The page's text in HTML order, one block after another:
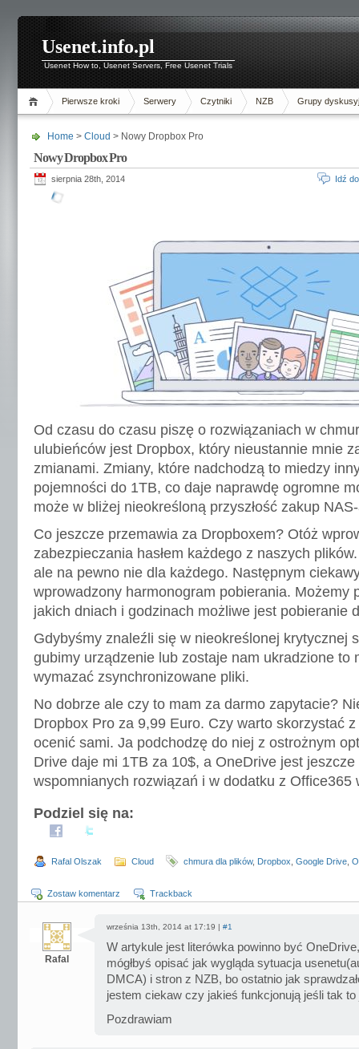
Usenet.info.pl
Usenet How to, Usenet Servers, Free Usenet Trials
Pierwsze kroki Serwery Czytniki NZB Grupy
Home > Cloud > Nowy Dropbox Pro
Nowy Dropbox Pro
sierpnia 28th, 2014 Idź
Od czasu do czasu piszę o rozwiązaniach w
ulubieńców jest Dropbox, który nieustannie mnie
zmianami. Zmiany, które nadchodzą to miedzy
pojemności do 1TB, co daje naprawdę ogromne
może w bliżej nieokreśloną przyszłość zakup
Co jeszcze przemawia za Dropboxem? Otóż
zabezpieczania hasłem każdego z naszych
ale na pewno nie dla każdego. Następnym
wprowadzony harmonogram pobierania. Możemy
jakich dniach i godzinach możliwe jest pobieranie
Gdybyśmy znaleźli się w nieokreślonej krytycznej
gubimy urządzenie lub zostaje nam ukradzione to
wymazać zsynchronizowane pliki.
No dobrze ale czy to mam za darmo zapytacie?
Dropbox Pro za 9,99 Euro. Czy warto skorzystać
ocenić sami. Ja podchodzę do niej z ostrożnym
Drive daje mi 1TB za 10$, a OneDrive jest
wspomnianych rozwiązań i w dodatku z Office365
Podziel się na:
Rafal Olszak Cloud chmura dla plików, Dropbox Google Drive
Zostaw komentarz Trackback
Rafal
września 13th, 2014 at 17:19 | #1
W artykule jest literówka powinno być
mógłbyś opisać jak wygląda sytuacja
DMCA) i stron z NZB, bo ostatnio jak
jestem ciekaw czy jakieś funkcjonują jeśli tak to
Pozdrawiam